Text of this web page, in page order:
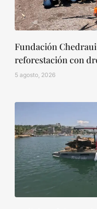
Fundación
reforestación con
5 agosto, 2026